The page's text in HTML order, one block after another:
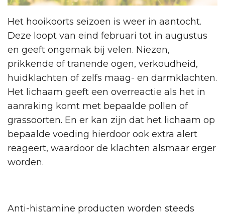
Het hooikoorts seizoen is weer in aantocht.
Deze loopt van eind februari tot in augustus
en geeft ongemak bij velen. Niezen,
prikkende of tranende ogen, verkoudheid,
huidklachten of zelfs maag- en darmklachten.
Het lichaam geeft een overreactie als het in
aanraking komt met bepaalde pollen of
grassoorten. En er kan zijn dat het lichaam op
bepaalde voeding hierdoor ook extra alert
reageert, waardoor de klachten alsmaar erger
worden.
Anti-histamine producten worden steeds